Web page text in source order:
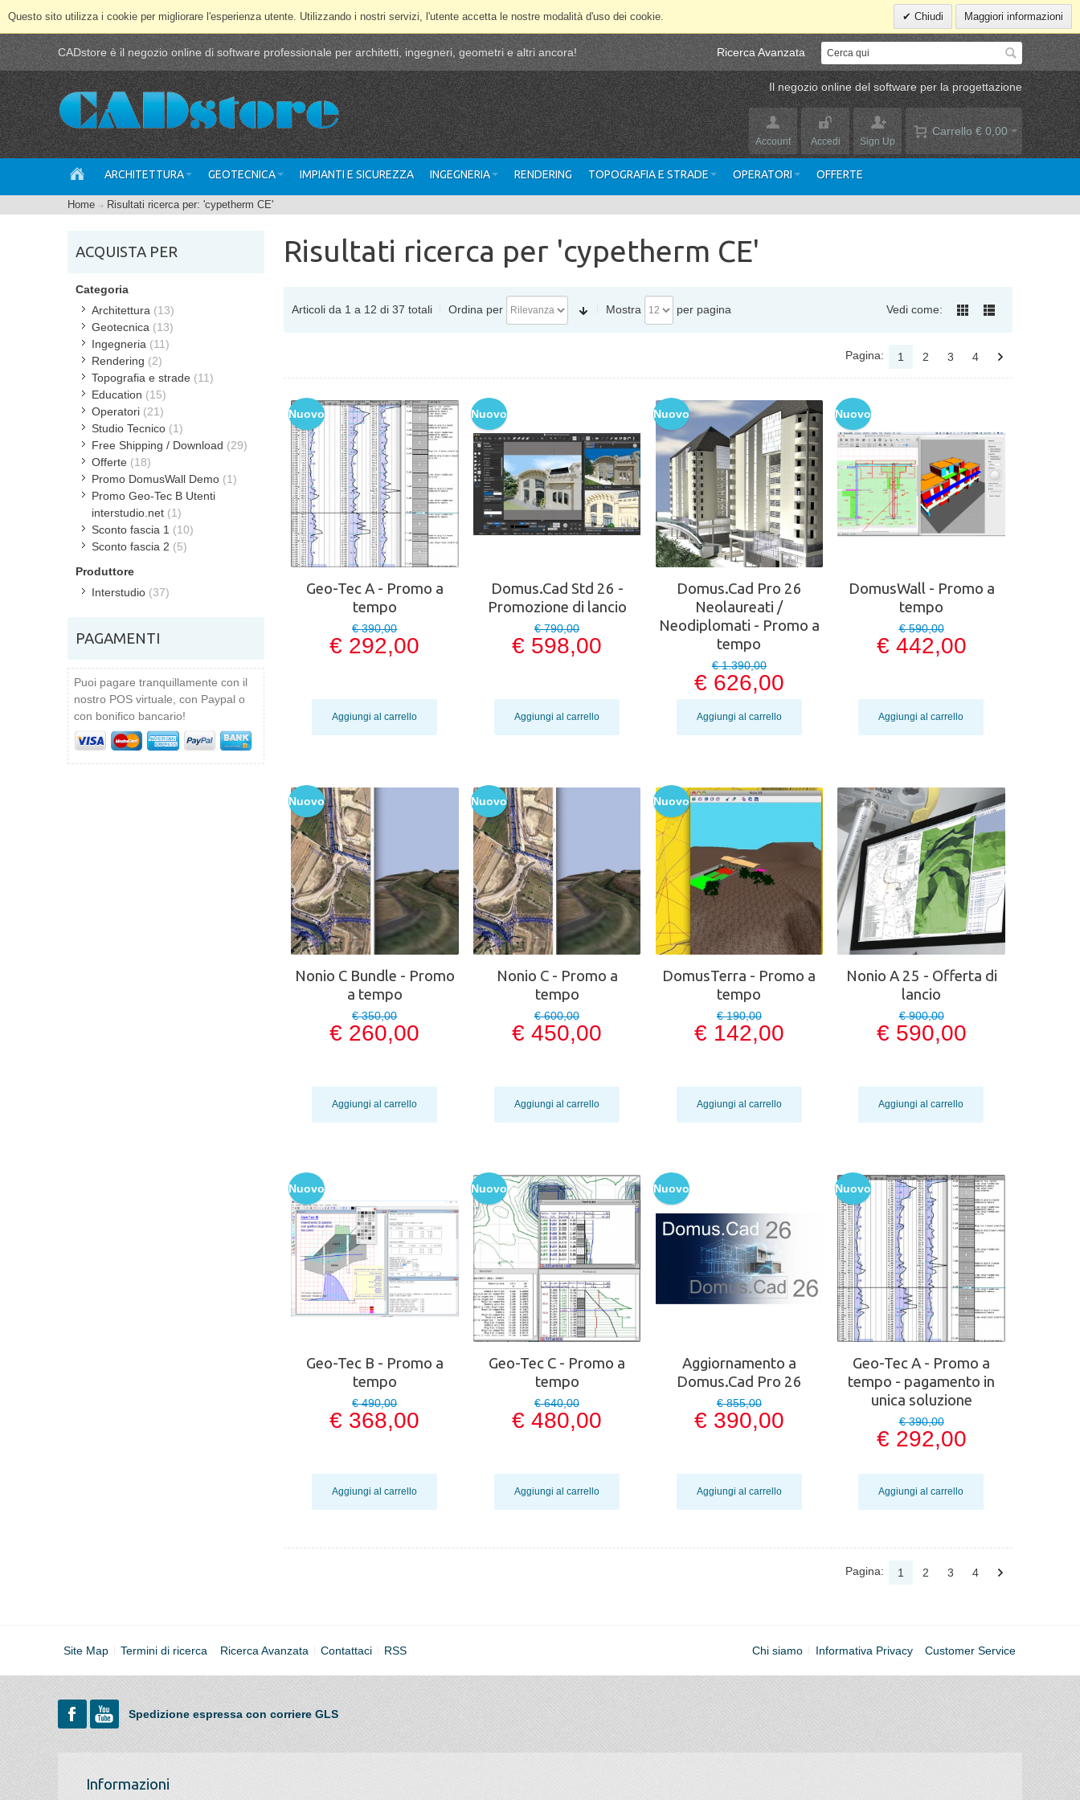
Questo sito utilizza i cookie per migliorare l'esperienza utente. Utilizzando i nostri servizi, l'utente accetta le nostre modalità d'uso dei cookie. Chiudi Maggiori informazioni
CADstore è il negozio online di software professionale per architetti, ingegneri, geometri e altri ancora! Ricerca Avanzata
Il negozio online del software per la progettazione
Carrello € 0,00
Account Accedi Sign Up
ARCHITETTURA GEOTECNICA IMPIANTI E SICUREZZA INGEGNERIA RENDERING TOPOGRAFIA E STRADE OPERATORI OFFERTE
Home Risultati ricerca per: 'cypetherm CE'
Risultati ricerca per 'cypetherm CE'
Articoli da 1 a 12 di 37 totali Ordina per Mostra per pagina Vedi come:
Pagina: 1 2 3 4
Nuovo
Geo-Tec A - Promo a
tempo
€ 390,00
€ 292,00
Aggiungi al carrello
Nuovo
Domus.Cad Std 26 -
Promozione di lancio
€ 790,00
€ 598,00
Aggiungi al carrello
Nuovo
Domus.Cad Pro 26
Neolaureati /
Neodiplomati - Promo a
tempo
€ 1.390,00
€ 626,00
Aggiungi al carrello
Nuovo
DomusWall - Promo a
tempo
€ 590,00
€ 442,00
Aggiungi al carrello
Nuovo
Nonio C Bundle - Promo
a tempo
€ 350,00
€ 260,00
Aggiungi al carrello
Nuovo
Nonio C - Promo a
tempo
€ 600,00
€ 450,00
Aggiungi al carrello
Nuovo
DomusTerra - Promo a
tempo
€ 190,00
€ 142,00
Aggiungi al carrello
Nonio A 25 - Offerta di
lancio
€ 900,00
€ 590,00
Aggiungi al carrello
Nuovo
Geo-Tec B - Promo a
tempo
€ 490,00
€ 368,00
Aggiungi al carrello
Nuovo
Geo-Tec C - Promo a
tempo
€ 640,00
€ 480,00
Aggiungi al carrello
Nuovo
Aggiornamento a
Domus.Cad Pro 26
€ 855,00
€ 390,00
Aggiungi al carrello
Nuovo
Geo-Tec A - Promo a
tempo - pagamento in
unica soluzione
€ 390,00
€ 292,00
Aggiungi al carrello
Pagina: 1 2 3 4
ACQUISTA PER
Categoria
Architettura (13)
Geotecnica (13)
Ingegneria (11)
Rendering (2)
Topografia e strade (11)
Education (15)
Operatori (21)
Studio Tecnico (1)
Free Shipping / Download (29)
Offerte (18)
Promo DomusWall Demo (1)
Promo Geo-Tec B Utenti
interstudio.net (1)
Sconto fascia 1 (10)
Sconto fascia 2 (5)
Produttore
Interstudio (37)
PAGAMENTI
Puoi pagare tranquillamente con il
nostro POS virtuale, con Paypal o
con bonifico bancario!
Site Map Termini di ricerca Ricerca Avanzata Contattaci RSS Chi siamo Informativa Privacy Customer Service
Spedizione espressa con corriere GLS
Informazioni